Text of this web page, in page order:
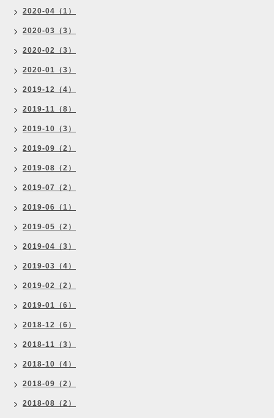
2020-04（1）
2020-03（3）
2020-02（3）
2020-01（3）
2019-12（4）
2019-11（8）
2019-10（3）
2019-09（2）
2019-08（2）
2019-07（2）
2019-06（1）
2019-05（2）
2019-04（3）
2019-03（4）
2019-02（2）
2019-01（6）
2018-12（6）
2018-11（3）
2018-10（4）
2018-09（2）
2018-08（2）